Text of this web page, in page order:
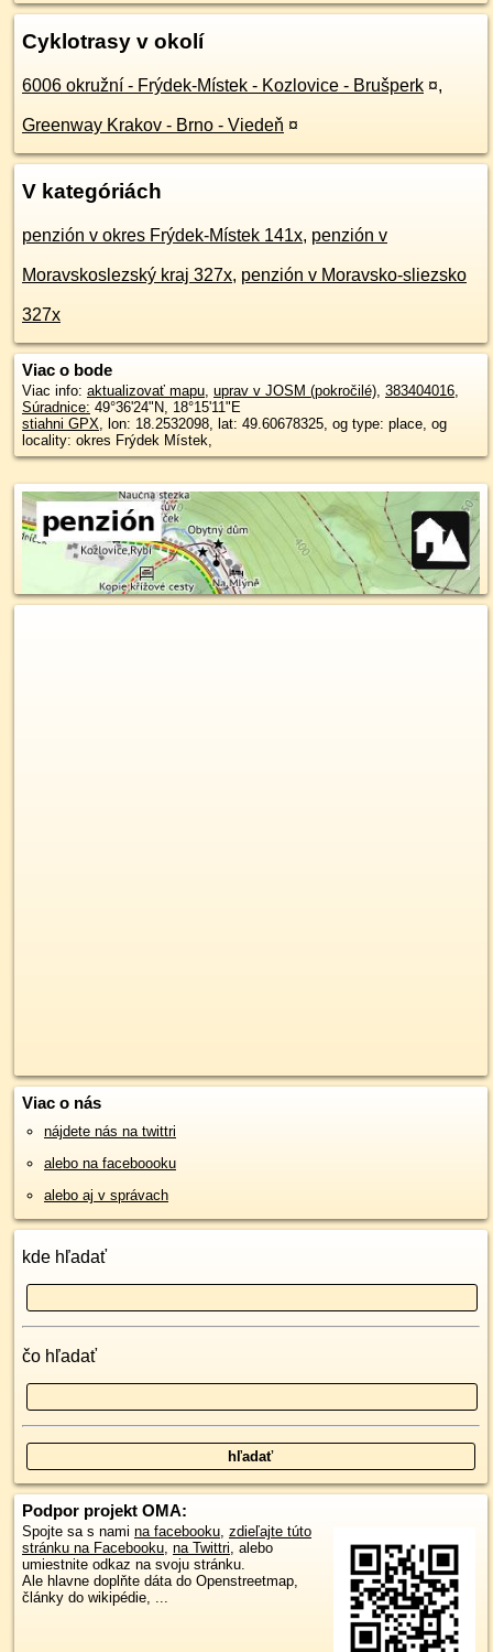
Cyklotrasy v okolí
6006 okružní - Frýdek-Místek - Kozlovice - Brušperk ¤,
Greenway Krakov - Brno - Viedeň ¤
V kategóriách
penzión v okres Frýdek-Místek 141x, penzión v
Moravskoslezský kraj 327x, penzión v Moravsko-sliezsko
327x
Viac o bode
Viac info: aktualizovať mapu, uprav v JOSM (pokročilé), 383404016,
Súradnice: 49°36'24"N, 18°15'11"E
stiahni GPX, lon: 18.2532098, lat: 49.60678325, og type: place, og
locality: okres Frýdek Místek,
Viac o nás
nájdete nás na twittri
alebo na faceboooku
alebo aj v správach
kde hľadať
čo hľadať
Podpor projekt OMA:
Spojte sa s nami na facebooku, zdieľajte túto
stránku na Facebooku, na Twittri, alebo
umiestnite odkaz na svoju stránku.
Ale hlavne doplňte dáta do Openstreetmap,
články do wikipédie, ...